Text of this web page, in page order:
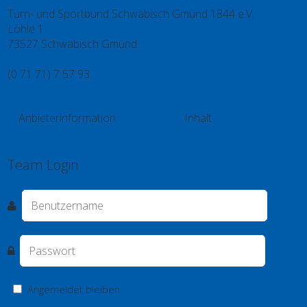
Turn- und Sportbund Schwäbisch Gmünd 1844 e.V.
Löhle 1
73527 Schwäbisch Gmünd
(0 71 71) 7 57 93
Anbieterinformation
Inhalt
Team Login
Angemeldet bleiben